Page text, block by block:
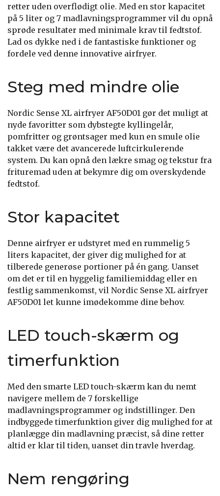
retter uden overflødigt olie. Med en stor kapacitet
på 5 liter og 7 madlavningsprogrammer vil du opnå
sprøde resultater med minimale krav til fedtstof.
Lad os dykke ned i de fantastiske funktioner og
fordele ved denne innovative airfryer.
Steg med mindre olie
Nordic Sense XL airfryer AF50D01 gør det muligt at
nyde favoritter som dybstegte kyllingelår,
pomfritter og grøntsager med kun en smule olie
takket være det avancerede luftcirkulerende
system. Du kan opnå den lækre smag og tekstur fra
frituremad uden at bekymre dig om overskydende
fedtstof.
Stor kapacitet
Denne airfryer er udstyret med en rummelig 5
liters kapacitet, der giver dig mulighed for at
tilberede generøse portioner på én gang. Uanset
om det er til en hyggelig familiemiddag eller en
festlig sammenkomst, vil Nordic Sense XL airfryer
AF50D01 let kunne imødekomme dine behov.
LED touch-skærm og
timerfunktion
Med den smarte LED touch-skærm kan du nemt
navigere mellem de 7 forskellige
madlavningsprogrammer og indstillinger. Den
indbyggede timerfunktion giver dig mulighed for at
planlægge din madlavning præcist, så dine retter
altid er klar til tiden, uanset din travle hverdag.
Nem rengøring